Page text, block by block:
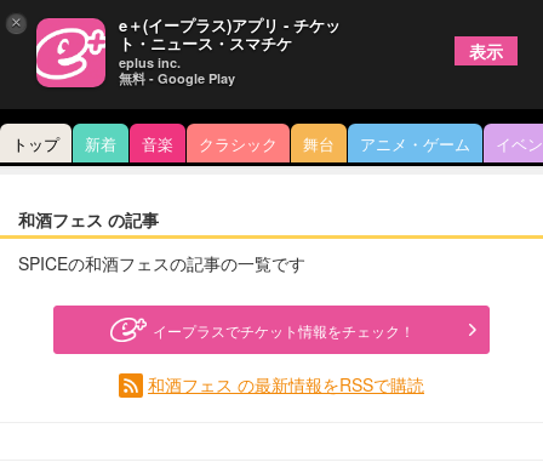
トップ 新着 音楽 クラシック 舞台 アニメ・ゲーム イベ
和酒フェス の記事
SPICEの和酒フェスの記事の一覧です
イープラスでチケット情報をチェック！
和酒フェス の最新情報をRSSで購読
× e＋(イープラス)アプリ - チケッ
ト・ニュース・スマチケ
eplus inc.
無料 - Google Play
表示